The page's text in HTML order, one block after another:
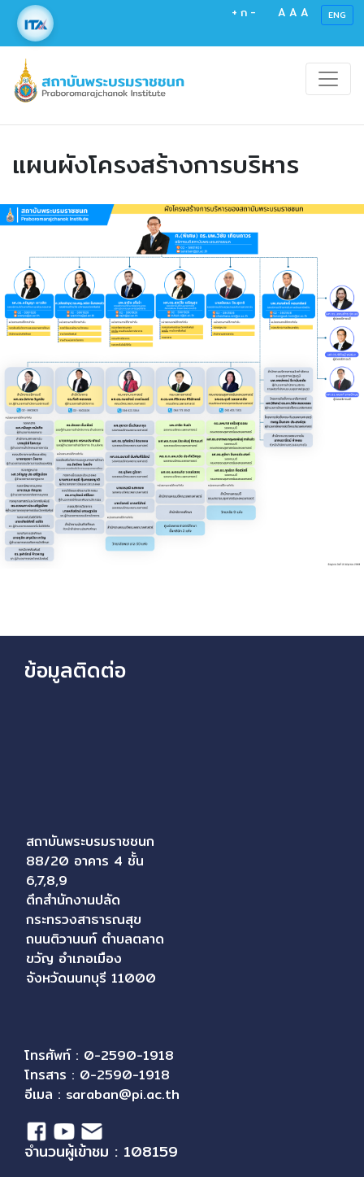
+ ก - A A A ENG
แผนผังโครงสร้างการบริหาร
ข้อมูลติดต่อ
สถาบันพระบรมราชชนก
88/20 อาคาร 4 ชั้น
6,7,8,9
ตึกสำนักงานปลัด
กระทรวงสาธารณสุข
ถนนติวานนท์ ตำบลตลาด
ขวัญ อำเภอเมือง
จังหวัดนนทบุรี 11000
โทรศัพท์ : 0-2590-1918
โทรสาร : 0-2590-1918
อีเมล : saraban@pi.ac.th
จำนวนผู้เข้าชม : 108159